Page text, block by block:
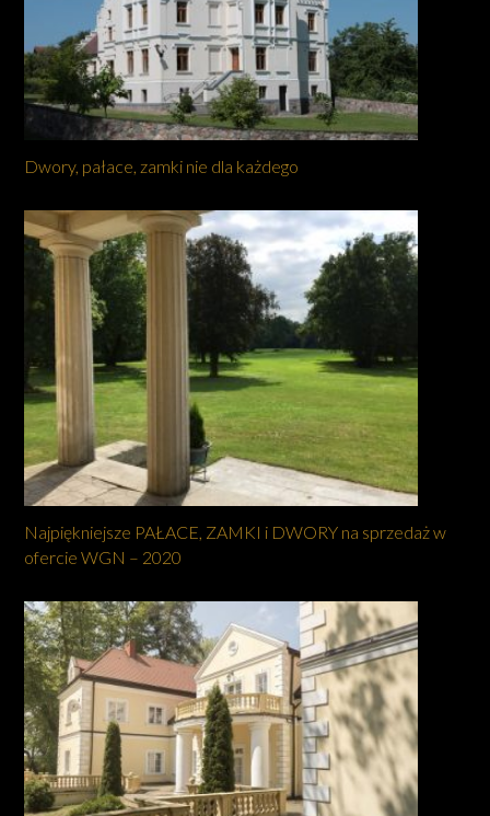
Dwory, pałace, zamki nie dla każdego
Najpiękniejsze PAŁACE, ZAMKI i DWORY na sprzedaż w
ofercie WGN – 2020